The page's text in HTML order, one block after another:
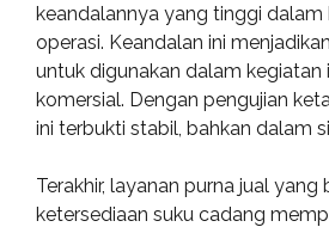
keandalannya yang tinggi dalam
operasi. Keandalan ini
untuk digunakan dalam kegiatan
komersial. Dengan pengujian
ini terbukti stabil, bahkan dalam
Terakhir, layanan purna jual yang
ketersediaan suku cadang